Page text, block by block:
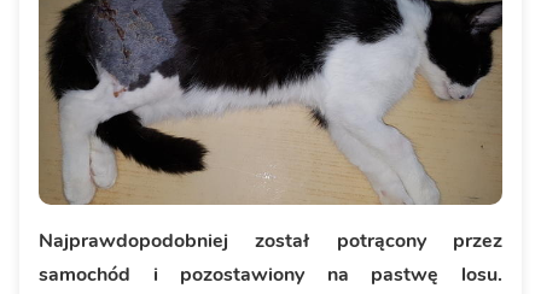
Najprawdopodobniej został potrącony przez
samochód i pozostawiony na pastwę losu.